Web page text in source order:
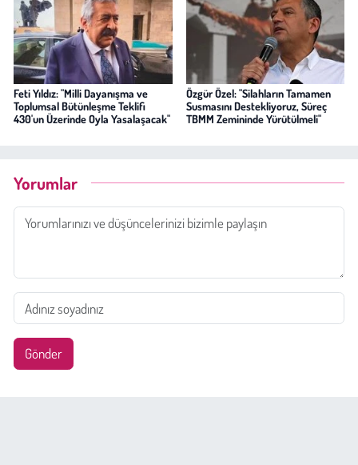
Feti Yıldız: "Milli Dayanışma ve
Toplumsal Bütünleşme Teklifi
430'un Üzerinde Oyla Yasalaşacak"
Özgür Özel: "Silahların Tamamen
Susmasını Destekliyoruz, Süreç
TBMM Zemininde Yürütülmeli"
Yorumlar
Gönder